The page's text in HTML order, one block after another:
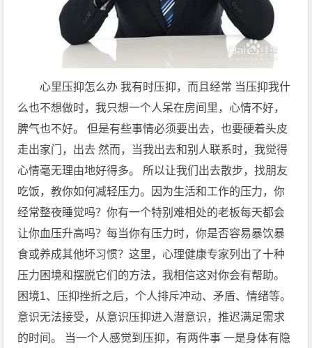
心里压抑怎么办 我有时压抑，而且经常 当压抑我什
么也不想做时，我只想一个人呆在房间里，心情不好，
脾气也不好。 但是有些事情必须要出去，也要硬着头皮
走出家门，出去 然而，当我出去和别人联系时，我觉得
心情毫无理由地好得多。 所以让我们出去散步，找朋友
吃饭，教你如何减轻压力。因为生活和工作的压力，你
经常整夜睡觉吗？你有一个特别难相处的老板每天都会
让你血压升高吗？每当你有压力时，你是否容易暴饮暴
食或养成其他坏习惯？这里，心理健康专家列出了十种
压力困境和摆脱它们的方法，我相信这对你会有帮助。
困境1、压抑挫折之后，个人排斥冲动、矛盾、情绪等。
意识无法接受，从意识压抑进入潜意识，推迟满足需求
的时间。 当一个人感觉到压抑，有两件事 一是身体有隐